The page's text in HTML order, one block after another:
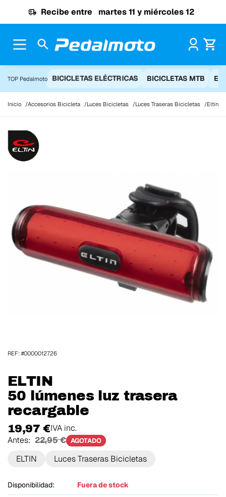
Recibe entre martes 11 y miércoles 12
TOP Pedalmoto BICICLETAS ELÉCTRICAS BICICLETAS MTB
Inicio Accesorios Bicicleta Luces Bicicletas Luces Traseras Bicicletas Eltin
ELTIN
50 lúmenes luz trasera
recargable
19,97 €IVA inc.
Antes: 22,95 € AGOTADO
ELTIN Luces Traseras Bicicletas
Disponibilidad: Fuera de stock
REF: #0000012726